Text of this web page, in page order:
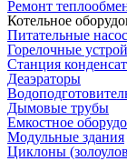
Ремонт
Котельное
Питательные
Горелочные
Станция
Деаэраторы
Дымовые трубы
Емкостное
Mодульные здания
Циклоны